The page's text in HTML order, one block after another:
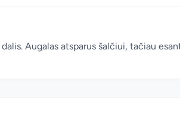
Augalas atsparus šalčiui, tačiau